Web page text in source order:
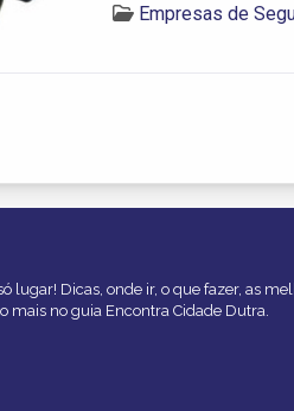
Empresas de
lugar! Dicas, onde ir, o que fazer, as
mais no guia Encontra Cidade Dutra.